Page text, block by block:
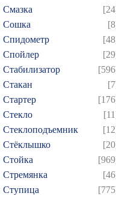
Смазка
Сошка
Спидометр
Спойлер
Стабилизатор
Стакан
Стартер
Стекло
Стеклоподъемник
Стёклышко
Стойка
Стремянка
Ступица